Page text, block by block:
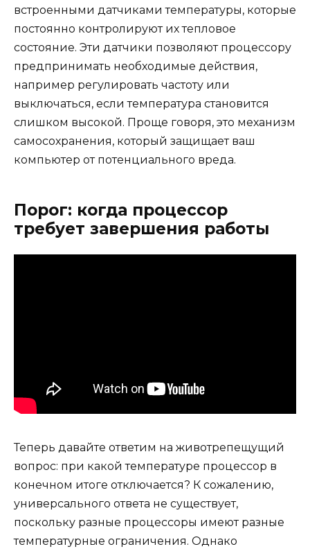
встроенными датчиками температуры, которые
постоянно контролируют их тепловое
состояние. Эти датчики позволяют процессору
предпринимать необходимые действия,
например регулировать частоту или
выключаться, если температура становится
слишком высокой. Проще говоря, это механизм
самосохранения, который защищает ваш
компьютер от потенциального вреда.
Порог: когда процессор
требует завершения работы
Теперь давайте ответим на животрепещущий
вопрос: при какой температуре процессор в
конечном итоге отключается? К сожалению,
универсального ответа не существует,
поскольку разные процессоры имеют разные
температурные ограничения. Однако